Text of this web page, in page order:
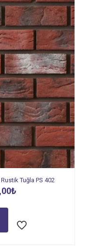
Tuğla PS 402
₺Şu